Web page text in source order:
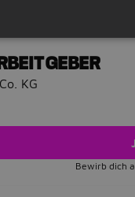
/ Messe /
KG
Bewirb dich